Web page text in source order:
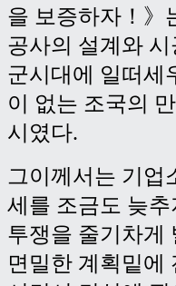
을 보증하자！》
공사의 설계와
군시대에 일떠세
이 없는 조국의
시였다.
그이께서는 기업
세를 조금도 늦
투쟁을 줄기차게
면밀한 계획밑에